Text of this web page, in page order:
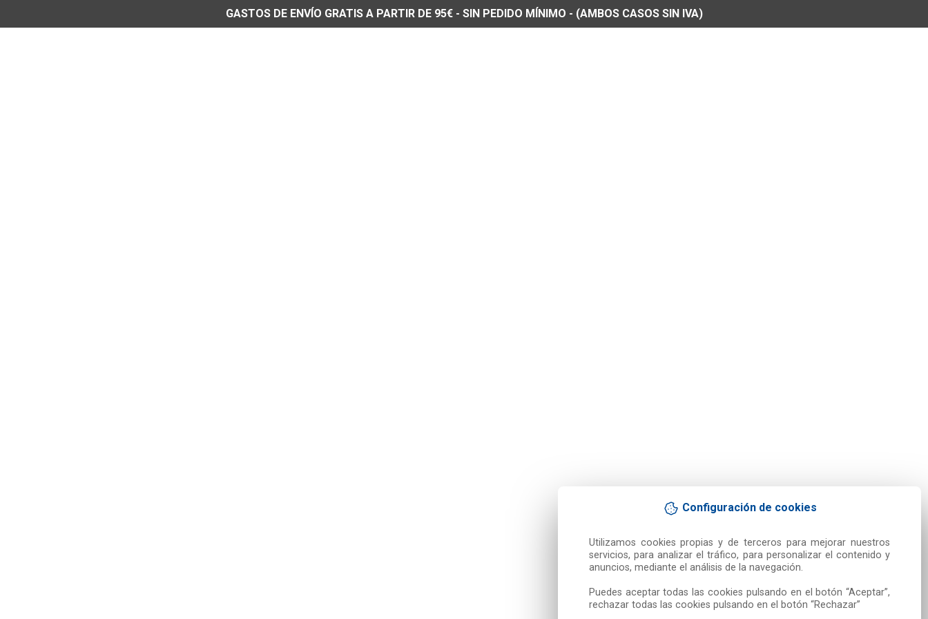
Configuración de cookies
Utilizamos cookies propias y de terceros para mejorar nuestros
servicios, para analizar el tráfico, para personalizar el contenido y
anuncios, mediante el análisis de la navegación.
Puedes aceptar todas las cookies pulsando en el botón “Aceptar”,
rechazar todas las cookies pulsando en el botón “Rechazar”
GASTOS DE ENVÍO GRATIS A PARTIR DE 95€ - SIN PEDIDO MÍNIMO - (AMBOS CASOS SIN IVA)